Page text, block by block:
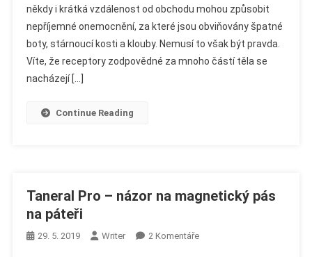
Promagnetin
–
Názor
Na
někdy i krátká vzdálenost od obchodu mohou způsobit
nepříjemné onemocnění, za které jsou obviňovány špatné
boty, stárnoucí kosti a klouby. Nemusí to však být pravda.
Víte, že receptory zodpovědné za mnoho částí těla se
nacházejí […]
Continue Reading
Taneral Pro – názor na magnetický pás
na páteři
29. 5. 2019 Writer 2 KomentářeU